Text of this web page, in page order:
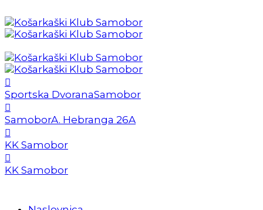
Sportska DvoranaSamobor
SamoborA. Hebranga 26A
KK Samobor
KK Samobor